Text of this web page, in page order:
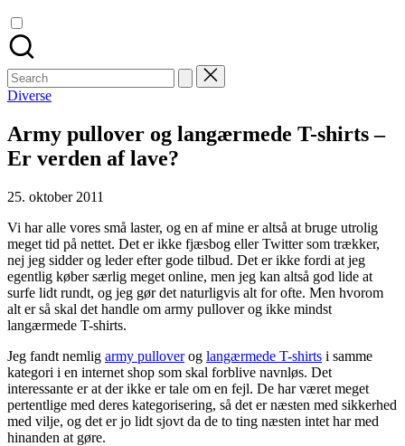
Search
for:
Posted
Diverse
Army pullover og langærmede T-shirts –
Er verden af lave?
25. oktober 2011
Vi har alle vores små laster, og en af mine er altså at bruge utrolig
meget tid på nettet. Det er ikke fjæsbog eller Twitter som trækker,
nej jeg sidder og leder efter gode tilbud. Det er ikke fordi at jeg
egentlig køber særlig meget online, men jeg kan altså god lide at
surfe lidt rundt, og jeg gør det naturligvis alt for ofte. Men hvorom
alt er så skal det handle om army pullover og ikke mindst
langærmede T-shirts.
Jeg fandt nemlig army pulloverog langærmede T-shirts i samme
kategori i en internet shop som skal forblive navnløs. Det
interessante er at der ikke er tale om en fejl. De har været meget
pertentlige med deres kategorisering, så det er næsten med sikkerhed
med vilje, og det er jo lidt sjovt da de to ting næsten intet har med
hinanden at gøre.